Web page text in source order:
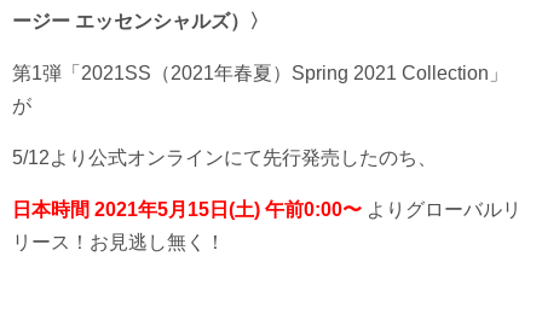
ージー エッセンシャルズ）〉
第1弾「2021SS（2021年春夏）Spring 2021 Collection」
が
5/12より公式オンラインにて先行発売したのち、
日本時間 2021年5月15日(土) 午前0:00〜 よりグローバルリ
リース！お見逃し無く！